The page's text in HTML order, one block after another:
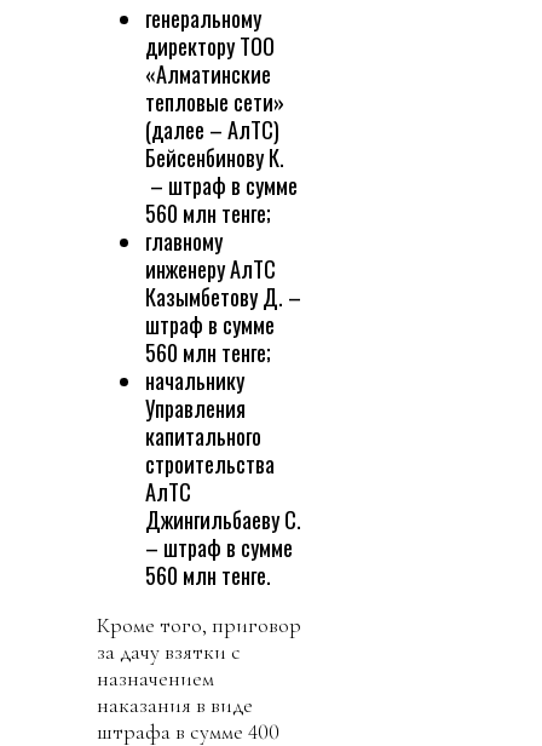
генеральному
директору ТОО
«Алматинские
тепловые сети»
(далее – АлТС)
Бейсенбинову К.
– штраф в сумме
560 млн тенге;
главному
инженеру АлТС
Казымбетову Д. –
штраф в сумме
560 млн тенге;
начальнику
Управления
капитального
строительства
АлТС
Джингильбаеву С.
– штраф в сумме
560 млн тенге.
Кроме того, приговор
за дачу взятки с
назначением
наказания в виде
штрафа в сумме 400